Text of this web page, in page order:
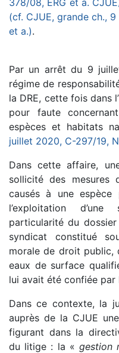
(cf. CJUE, grande ch.,
et a.).
Par un arrêt du 9
régime de
la DRE, cette fois dans
pour faute
espèces et habitats
juillet 2020, C-297/19,
Dans cette affaire,
sollicité des mesures
causés à une espèce
l’exploitation
particularité du
syndicat constitué
morale de droit public,
eaux de surface
lui avait été confiée par
Dans ce contexte, la
auprès de la CJUE
figurant dans la
du litige : la « gestion